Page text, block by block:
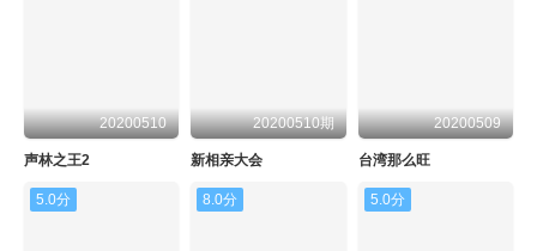
20200510
声林之王2
20200510期
新相亲大会
20200509
台湾那么旺
5.0分 8.0分 5.0分